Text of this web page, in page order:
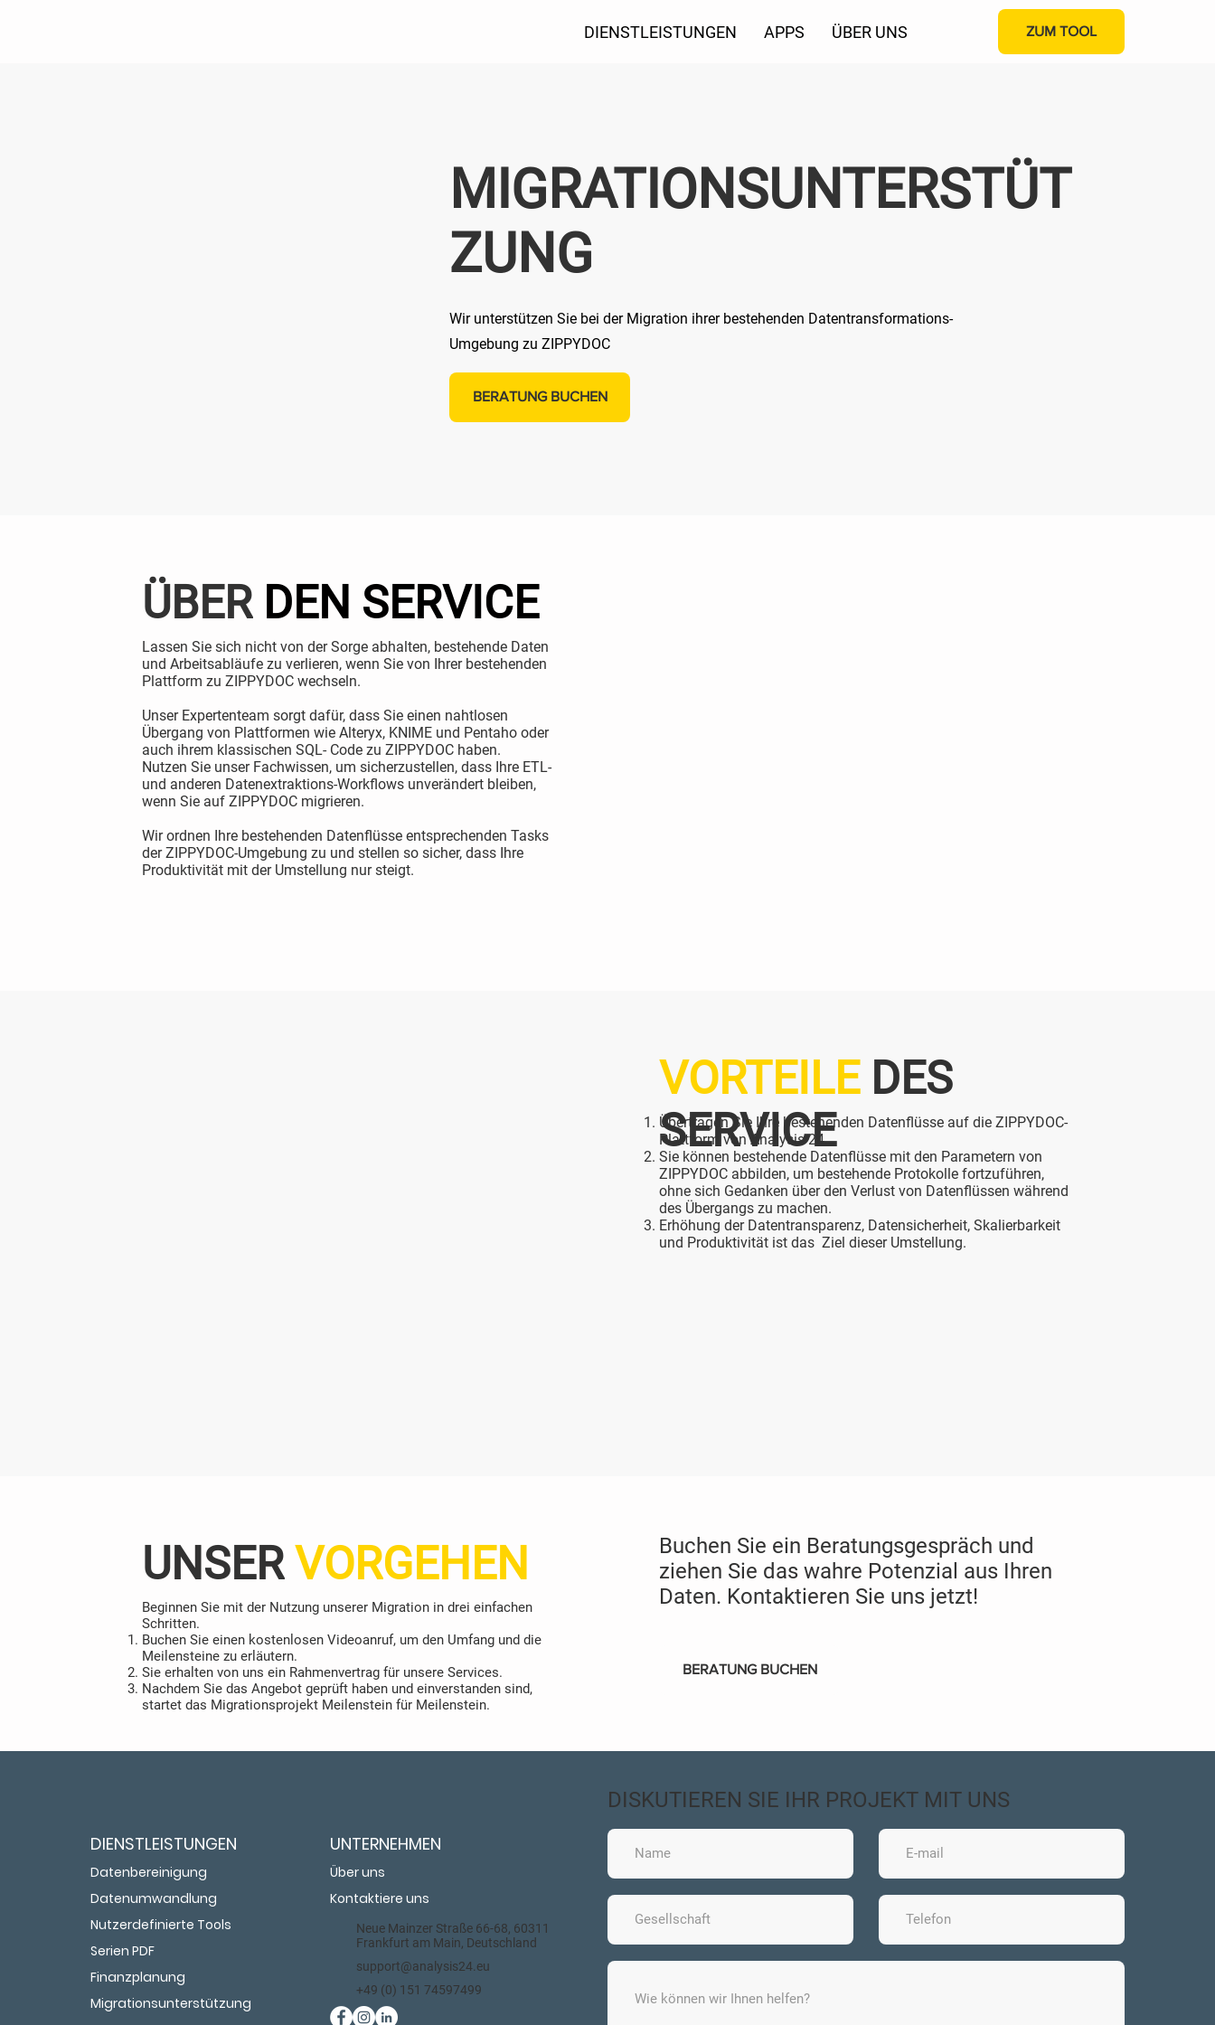
DIENSTLEISTUNGEN APPS ÜBER UNS ZUM TOOL
MIGRATIONSUNTERSTÜT
ZUNG
Wir unterstützen Sie bei der Migration ihrer bestehenden Datentransformations-
Umgebung zu ZIPPYDOC
BERATUNG BUCHEN
ÜBER DEN SERVICE
Lassen Sie sich nicht von der Sorge abhalten, bestehende Daten
und Arbeitsabläufe zu verlieren, wenn Sie von Ihrer bestehenden
Plattform zu ZIPPYDOC wechseln.
Unser Expertenteam sorgt dafür, dass Sie einen nahtlosen
Übergang von Plattformen wie Alteryx, KNIME und Pentaho oder
auch ihrem klassischen SQL- Code zu ZIPPYDOC haben.
Nutzen Sie unser Fachwissen, um sicherzustellen, dass Ihre ETL-
und anderen Datenextraktions-Workflows unverändert bleiben,
wenn Sie auf ZIPPYDOC migrieren.
Wir ordnen Ihre bestehenden Datenflüsse entsprechenden Tasks
der ZIPPYDOC-Umgebung zu und stellen so sicher, dass Ihre
Produktivität mit der Umstellung nur steigt.
VORTEILEDES
SERVICE
Übertragen Sie Ihre bestehenden Datenflüsse auf die ZIPPYDOC-
Plattform von Analysis 24.
Sie können bestehende Datenflüsse mit den Parametern von
ZIPPYDOC abbilden, um bestehende Protokolle fortzuführen,
ohne sich Gedanken über den Verlust von Datenflüssen während
des Übergangs zu machen.
Erhöhung der Datentransparenz, Datensicherheit, Skalierbarkeit
und Produktivität ist das Ziel dieser Umstellung.
Buchen Sie ein Beratungsgespräch und
ziehen Sie das wahre Potenzial aus Ihren
Daten. Kontaktieren Sie uns jetzt!
BERATUNG BUCHEN
UNSERVORGEHEN
Beginnen Sie mit der Nutzung unserer Migration in drei einfachen
Schritten.
Buchen Sie einen kostenlosen Videoanruf, um den Umfang und die
Meilensteine zu erläutern.
Sie erhalten von uns ein Rahmenvertrag für unsere Services.
Nachdem Sie das Angebot geprüft haben und einverstanden sind,
startet das Migrationsprojekt Meilenstein für Meilenstein.
DISKUTIEREN SIE IHR PROJEKT MIT UNS
DIENSTLEISTUNGEN
Datenbereinigung
Datenumwandlung
Nutzerdefinierte Tools
Serien PDF
Finanzplanung
Migrationsunterstützung
UNTERNEHMEN
Über uns
Kontaktiere uns
Neue Mainzer Straße 66-68, 60311
Frankfurt am Main, Deutschland
support@analysis24.eu
+49 (0) 151 74597499